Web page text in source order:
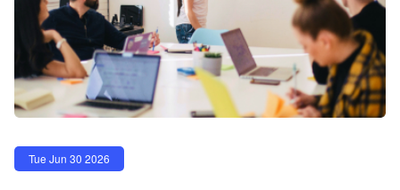
Tue Jun 30 2026